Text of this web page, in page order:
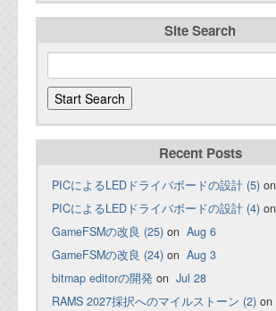
Site Search
Recent Posts
PICによるLEDドライバボードの設計 (5) on
PICによるLEDドライバボードの設計 (4) on
GameFSMの改良 (25) on Aug 6
GameFSMの改良 (24) on Aug 3
bitmap editorの開発 on Jul 28
RAMS 2027採択へのマイルストーン (2) on